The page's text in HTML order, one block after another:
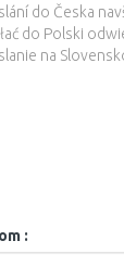
do Česka
do Polski
na
: